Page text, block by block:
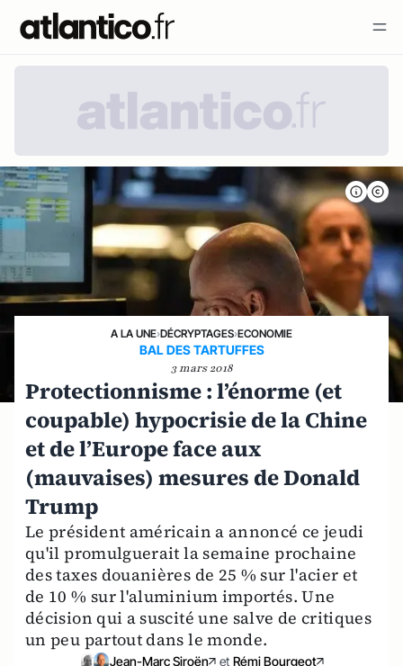
A LA UNE›DÉCRYPTAGES›ECONOMIE
BAL DES TARTUFFES
3 mars 2018
Protectionnisme : l’énorme (et
coupable) hypocrisie de la Chine
et de l’Europe face aux
(mauvaises) mesures de Donald
Trump
Le président américain a annoncé ce jeudi
qu'il promulguerait la semaine prochaine
des taxes douanières de 25 % sur l'acier et
de 10 % sur l'aluminium importés. Une
décision qui a suscité une salve de critiques
un peu partout dans le monde.
Jean-Marc Siroën et Rémi Bourgeot